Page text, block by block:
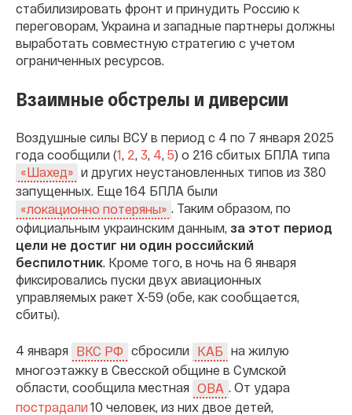
стабилизировать фронт и принудить Россию к
переговорам, Украина и западные партнеры должны
выработать совместную стратегию с учетом
ограниченных ресурсов.
Взаимные обстрелы и диверсии
Воздушные силы ВСУ в период с 4 по 7 января 2025
года сообщили (1 2 3 4 5) о 216 сбитых БПЛА типа
«Шахед» и других неустановленных типов из 380
запущенных. Еще 164 БПЛА были
«локационно потеряны» . Таким образом, по
официальным украинским данным, за этот период
цели не достиг ни один российский
беспилотник. Кроме того, в ночь на 6 января
фиксировались пуски двух авиационных
управляемых ракет Х-59 (обе, как сообщается,
сбиты).
4 января ВКС РФ сбросили КАБ на жилую
многоэтажку в Свесской общине в Сумской
области, сообщила местная ОВА . От удара
пострадали 10 человек, из них двое детей,